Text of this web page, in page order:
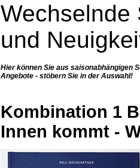
Wechselnde
und
Hier können Sie aus saisonabhängigen
Angebote - stöbern Sie in der Auswahl!
Kombination 1
Innen kommt -